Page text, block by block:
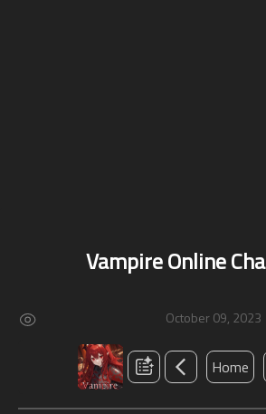
Vampire Online
October 09, 2023
Home